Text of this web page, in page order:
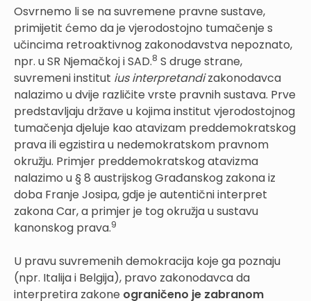
Osvrnemo li se na suvremene pravne sustave,
primijetit ćemo da je vjerodostojno tumačenje s
učincima retroaktivnog zakonodavstva nepoznato,
npr. u SR Njemačkoj i SAD.8 S druge strane,
suvremeni institut ius interpretandizakonodavca
nalazimo u dvije različite vrste pravnih sustava. Prve
predstavljaju države u kojima institut vjerodostojnog
tumačenja djeluje kao atavizam preddemokratskog
prava ili egzistira u nedemokratskom pravnom
okružju. Primjer preddemokratskog atavizma
nalazimo u § 8 austrijskog Građanskog zakona iz
doba Franje Josipa, gdje je autentični interpret
zakona Car, a primjer je tog okružja u sustavu
kanonskog prava.9
U pravu suvremenih demokracija koje ga poznaju
(npr. Italija i Belgija), pravo zakonodavca da
interpretira zakone ograničeno je zabranom